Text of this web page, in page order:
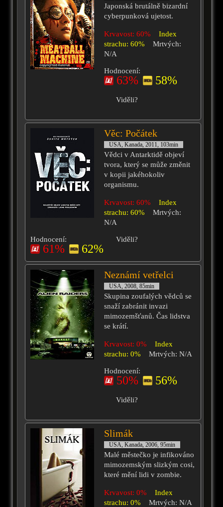
Japonská brutálně bizardní
cyberpunková ujetost.
Krvavost: 60%
Index
strachu: 60%
Mrtvých:
N/A
Hodnocení:
63% 58%
Viděli?
Věc: Počátek
USA, Kanada, 2011, 103min
Vědci v Antarktidě objeví
tvora, který se může změnit
v kopii jakéhokoliv
organismu.
Krvavost: 60%
Index
strachu: 60%
Mrtvých:
N/A
Hodnocení:
61% 62%
Viděli?
Neznámí vetřelci
USA, 2008, 85min
Skupina zoufalých vědců se
snaží zabránit invazi
mimozemšťanů. Čas lidstva
se krátí.
Krvavost: 0%
Index
strachu: 0%
Mrtvých: N/A
Hodnocení:
50% 56%
Viděli?
Slimák
USA, Kanada, 2006, 95min
Malé městečko je infikováno
mimozemským slizkým cosi,
které mění lidi v zombie.
Krvavost: 0%
Index
strachu: 0%
Mrtvých: N/A